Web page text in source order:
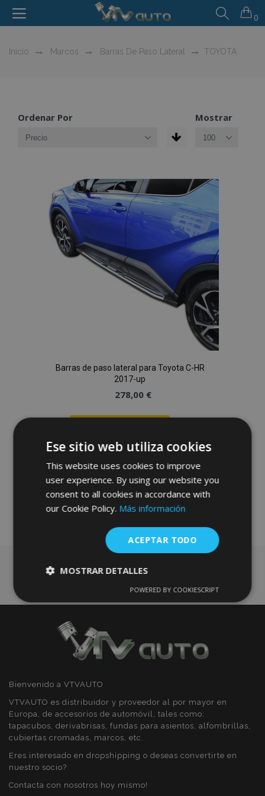
0
Inicio Marcos Barras De Paso Lateral TOYOTA
Ordenar Por Mostrar
Barras de paso lateral para Toyota C-HR
2017-up
278,00 €
Añadir
a la
Lista
Deseos
Bienvenido a VTVAUTO
VTVAUTO es distribuidor y proveedor al por mayor en
Europa, de accesorios de automóvil, tales como:
tapacubos, derivabrisas, fundas para asientos, alfombrillas,
cubiertas cromadas, marcos, etc.
Eres interesado en dropshipping o deseas convertirte en
nuestro socio?
Contacta con nosotros hoy mismo!
Ese sitio web utiliza cookies
This website uses cookies to improve
user experience. By using our website you
consent to all cookies in accordance with
our Cookie Policy. Más información
ACEPTAR TODO
MOSTRAR DETALLES
estrictamente
Cookies de
rendimiento
Cookies de
Cookies de
Cookies estrictamente necesarias
Cookies de preferencias
POWERED BY COOKIESCRIPT